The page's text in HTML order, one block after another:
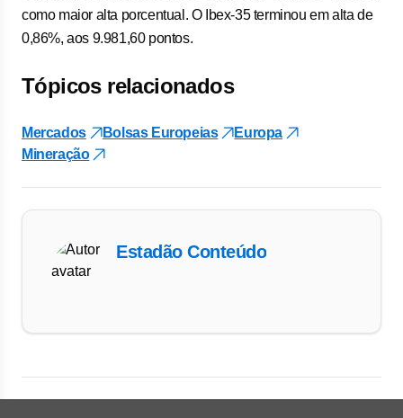
como maior alta porcentual. O Ibex-35 terminou em alta de
0,86%, aos 9.981,60 pontos.
Tópicos relacionados
Mercados Bolsas Europeias
Europa
Mineração
Estadão Conteúdo